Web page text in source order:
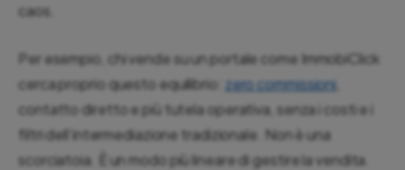
caos.
Per esempio, chi vende su un portale come ImmobiClick
cerca proprio questo equilibrio: zero commissioni
contatto diretto e più tutela operativa, senza i costi e i
filtri dell’intermediazione tradizionale. Non è una
scorciatoia. È un modo più lineare di gestire la vendita.